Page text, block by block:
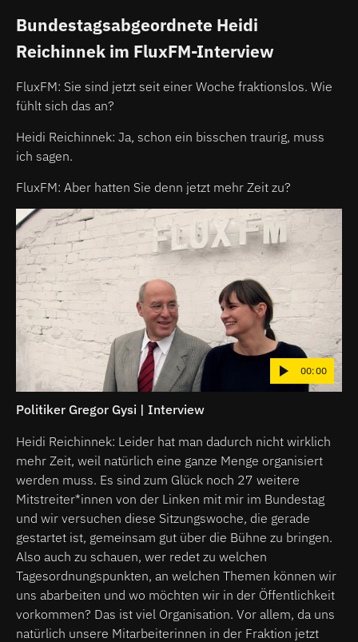
Bundestagsabgeordnete Heidi
Reichinnek im FluxFM-Interview
FluxFM: Sie sind jetzt seit einer Woche fraktionslos. Wie
fühlt sich das an?
Heidi Reichinnek: Ja, schon ein bisschen traurig, muss
ich sagen.
FluxFM: Aber hatten Sie denn jetzt mehr Zeit zu?
00:00
Politiker Gregor Gysi | Interview
Heidi Reichinnek: Leider hat man dadurch nicht wirklich
mehr Zeit, weil natürlich eine ganze Menge organisiert
werden muss. Es sind zum Glück noch 27 weitere
Mitstreiter*innen von der Linken mit mir im Bundestag
und wir versuchen diese Sitzungswoche, die gerade
gestartet ist, gemeinsam gut über die Bühne zu bringen.
Also auch zu schauen, wer redet zu welchen
Tagesordnungspunkten, an welchen Themen können wir
uns abarbeiten und wo möchten wir in der Öffentlichkeit
vorkommen? Das ist viel Organisation. Vor allem, da uns
natürlich unsere Mitarbeiterinnen in der Fraktion jetzt